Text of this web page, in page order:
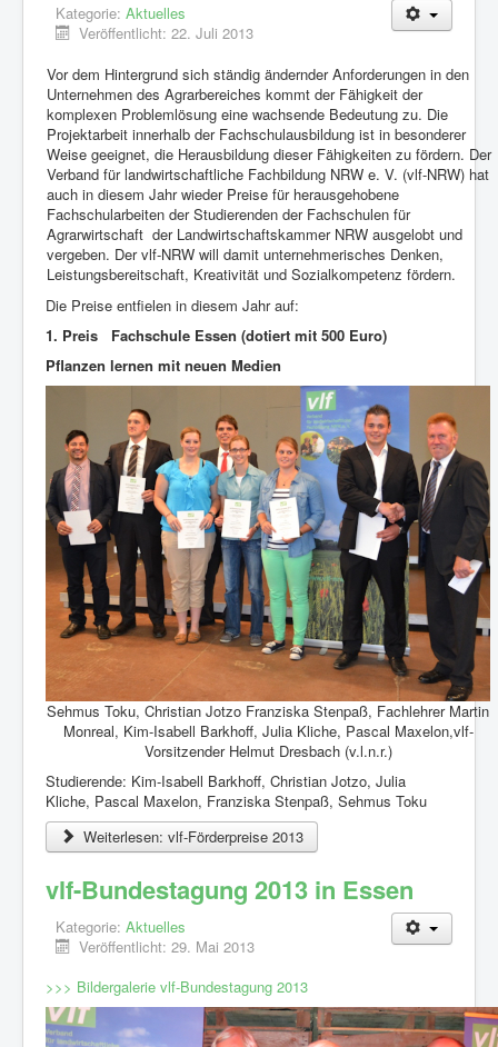
Kategorie: Aktuelles
Veröffentlicht: 22. Juli 2013
Vor dem Hintergrund sich ständig ändernder Anforderungen in den
Unternehmen des Agrarbereiches kommt der Fähigkeit der
komplexen Problemlösung eine wachsende Bedeutung zu. Die
Projektarbeit innerhalb der Fachschulausbildung ist in besonderer
Weise geeignet, die Herausbildung dieser Fähigkeiten zu fördern. Der
Verband für landwirtschaftliche Fachbildung NRW e. V. (vlf-NRW) hat
auch in diesem Jahr wieder Preise für herausgehobene
Fachschularbeiten der Studierenden der Fachschulen für
Agrarwirtschaft der Landwirtschaftskammer NRW ausgelobt und
vergeben. Der vlf-NRW will damit unternehmerisches Denken,
Leistungsbereitschaft, Kreativität und Sozialkompetenz fördern.
Die Preise entfielen in diesem Jahr auf:
1. Preis Fachschule Essen (dotiert mit 500 Euro)
Pflanzen lernen mit neuen Medien
Sehmus Toku, Christian Jotzo Franziska Stenpaß, Fachlehrer Martin
Monreal, Kim-Isabell Barkhoff, Julia Kliche, Pascal Maxelon,vlf-
Vorsitzender Helmut Dresbach (v.l.n.r.)
Studierende: Kim-Isabell Barkhoff, Christian Jotzo, Julia
Kliche, Pascal Maxelon, Franziska Stenpaß, Sehmus Toku
Weiterlesen: vlf-Förderpreise 2013
vlf-Bundestagung 2013 in Essen
Kategorie: Aktuelles
Veröffentlicht: 29. Mai 2013
>>> Bildergalerie vlf-Bundestagung 2013